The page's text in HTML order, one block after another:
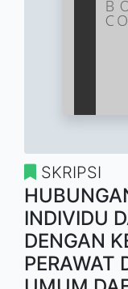
SKRIPSI
INDIVIDU
DENGAN
PERAWAT